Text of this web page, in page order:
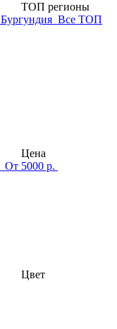
ТОП регионы
Бургундия Все ТОП
Цена
От 5000 р.
Цвет